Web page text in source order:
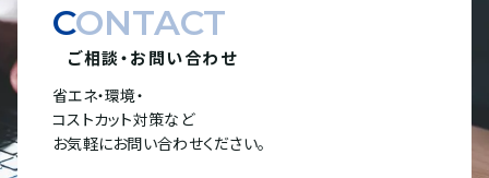
CONTACT
ご相談・お問い合わせ
省エネ・環境・
コストカット対策など
お気軽にお問い合わせください。